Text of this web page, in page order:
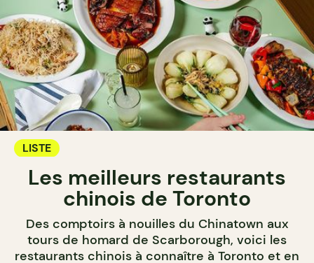
LISTE
Les meilleurs restaurants
chinois de Toronto
Des comptoirs à nouilles du Chinatown aux
tours de homard de Scarborough, voici les
restaurants chinois à connaître à Toronto et en